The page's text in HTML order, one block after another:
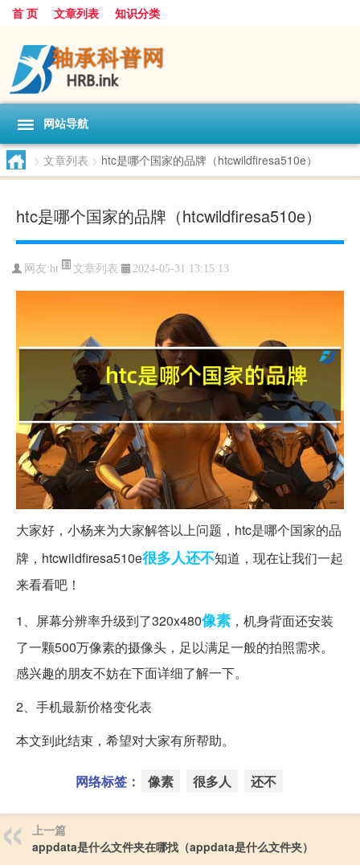
首 页 文章列表 知识分类
网站导航
> 文章列表 > htc是哪个国家的品牌（htcwildfiresa510e）
htc是哪个国家的品牌（htcwildfiresa510e）
网友:ht 文章列表 2024-05-31 13:15:13
大家好，小杨来为大家解答以上问题，htc是哪个国家的品
牌，htcwildfiresa510e很多人还不知道，现在让我们一起
来看看吧！
1、屏幕分辨率升级到了320x480像素 ，机身背面还安装
了一颗500万像素的摄像头，足以满足一般的拍照需求。
感兴趣的朋友不妨在下面详细了解一下。
2、手机最新价格变化表
本文到此结束，希望对大家有所帮助。
网络标签： 像素 很多人 还不
上一篇
appdata是什么文件夹在哪找（appdata是什么文件夹）